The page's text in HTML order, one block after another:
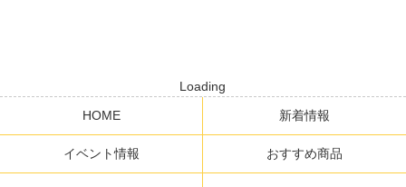
Loading
HOME
新着情報
イベント情報 おすすめ商品